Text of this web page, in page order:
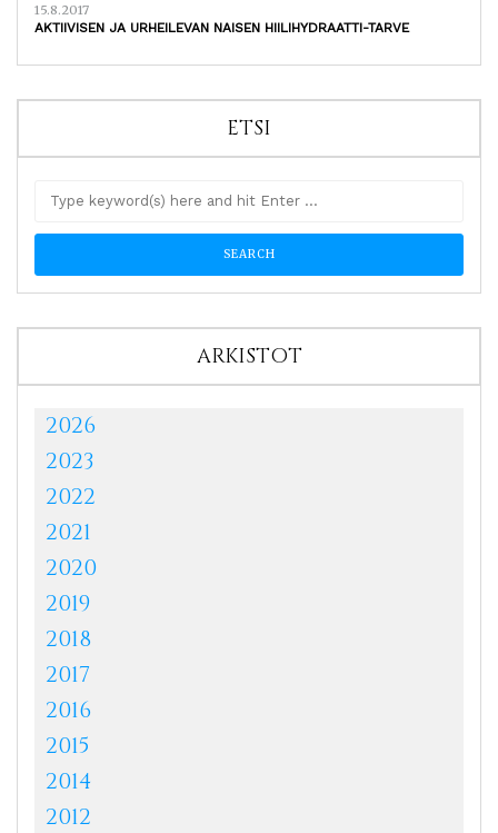
15.8.2017
AKTIIVISEN JA URHEILEVAN NAISEN HIILIHYDRAATTI-TARVE
ETSI
ARKISTOT
2026
2023
2022
2021
2020
2019
2018
2017
2016
2015
2014
2012